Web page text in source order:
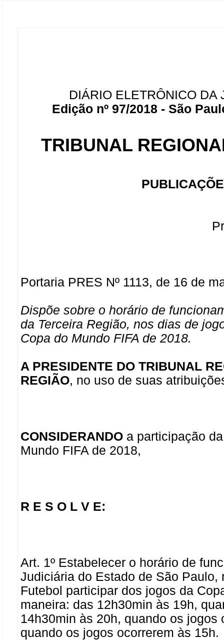
DIÁRIO ELETRÔNICO DA
Edição nº 97/2018 - São
TRIBUNAL
Portaria PRES Nº 1113, de 16 de
Dispõe sobre o horário de
da Terceira Região, nos dias de
Copa do Mundo FIFA de 2018.
A PRESIDENTE DO TRIBUNAL
REGIÃO, no uso de suas
CONSIDERANDO a participação
Mundo FIFA de 2018,
R E S O L V E:
Art. 1º Estabelecer o horário de
Judiciária do Estado de São
Futebol participar dos jogos da
maneira: das 12h30min às 19h,
14h30min às 20h, quando os
quando os jogos ocorrerem às 15h.